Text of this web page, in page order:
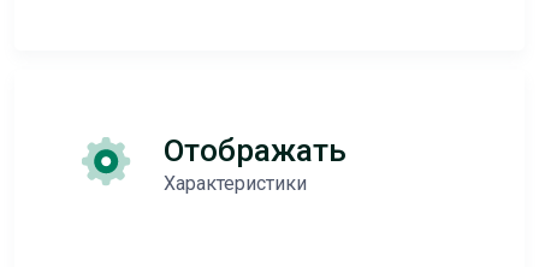
Отображать
Характеристики